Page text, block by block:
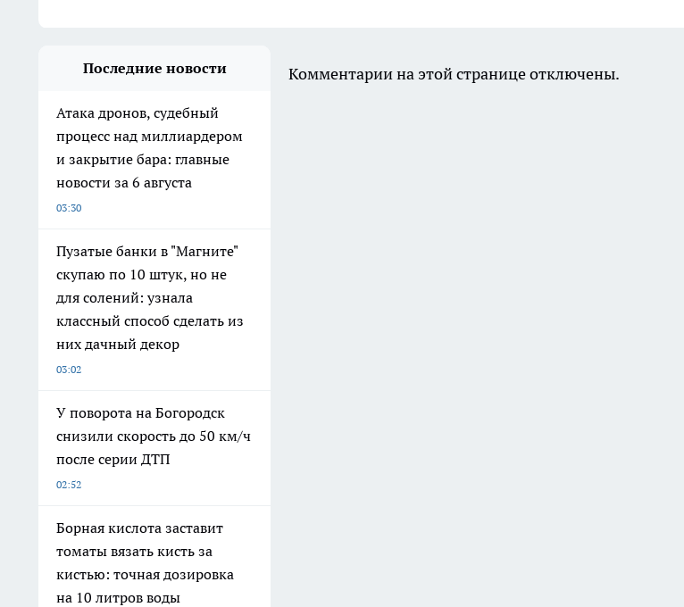
Последние новости
Атака дронов, судебный
процесс над миллиардером
и закрытие бара: главные
новости за 6 августа
03:30
Пузатые банки в "Магните"
скупаю по 10 штук, но не
для солений: узнала
классный способ сделать из
них дачный декор
03:02
У поворота на Богородск
снизили скорость до 50 км/ч
после серии ДТП
02:52
Борная кислота заставит
томаты вязать кисть за
кистью: точная дозировка
на 10 литров воды
Комментарии на этой странице отключены.